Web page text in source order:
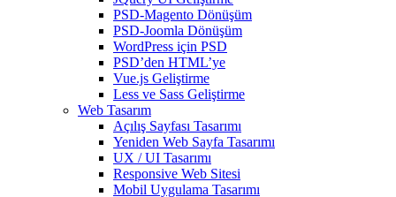
PSD-Magento Dönüşüm
PSD-Joomla Dönüşüm
WordPress için PSD
PSD’den HTML’ye
Vue.js Geliştirme
Less ve Sass Geliştirme
Web Tasarım
Açılış Sayfası Tasarımı
Yeniden Web Sayfa Tasarımı
UX / UI Tasarımı
Responsive Web Sitesi
Mobil Uygulama Tasarımı